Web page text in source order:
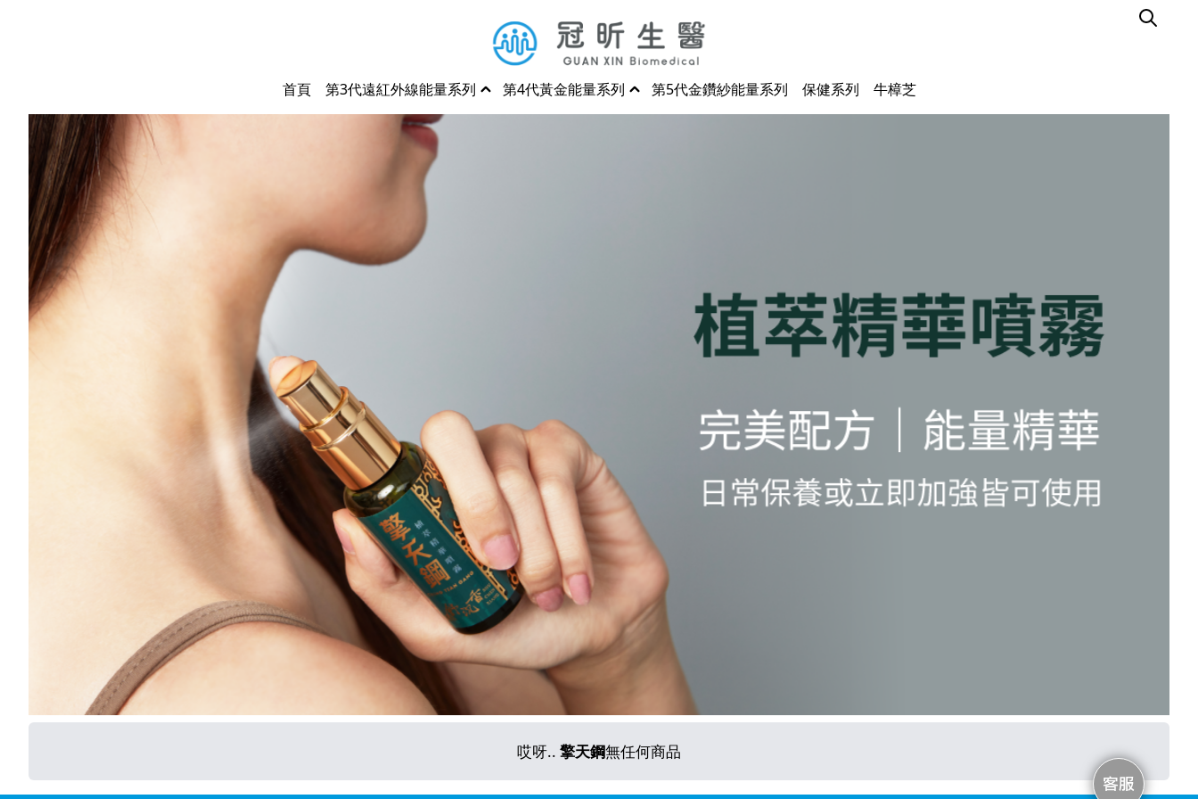
首頁 第3代遠紅外線能量系列 第4代黃金能量系列 第5代金鑽紗能量系列 保健系列 牛樟芝
哎呀.. 擎天鋼無任何商品